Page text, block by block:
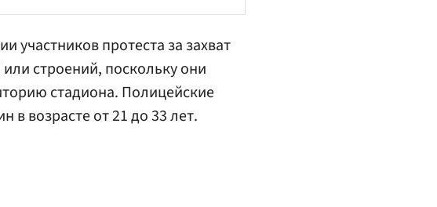
участников протеста за захват
строений, поскольку они
стадиона. Полицейские
возрасте от 21 до 33 лет.